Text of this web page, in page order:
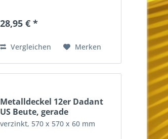
28,95 € *
Vergleichen Merken
Metalldeckel 12er Dadant
US Beute, gerade
verzinkt, 570 x 570 x 60 mm